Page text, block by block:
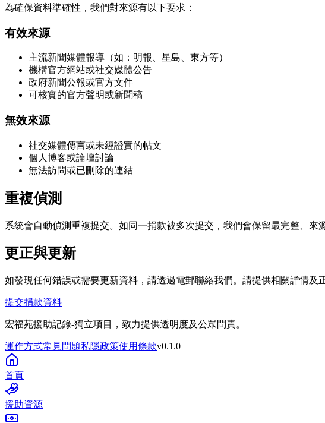
為確保資料準確性，我們對來源有以下要求：
有效來源
主流新聞媒體報導（如：明報、星島、東方等）
機構官方網站或社交媒體公告
政府新聞公報或官方文件
可核實的官方聲明或新聞稿
無效來源
社交媒體傳言或未經證實的帖文
個人博客或論壇討論
無法訪問或已刪除的連結
重複偵測
系統會自動偵測重複提交。如同一捐款被多次提交，我們會保留最完整、來
更正與更新
如發現任何錯誤或需要更新資料，請透過電郵聯絡我們。請提供相關詳情及
提交捐款資料
宏福苑援助記錄-獨立項目，致力提供透明度及公眾問責。
運作方式常見問題私隱政策使用條款v0.1.0
首頁
援助資源